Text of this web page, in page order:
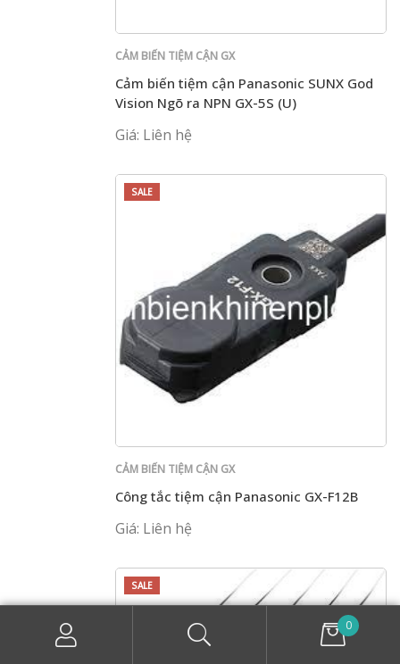
CẢM BIẾN TIỆM CẬN GX
Cảm biến tiệm cận Panasonic SUNX God
Vision Ngõ ra NPN GX-5S (U)
Giá: Liên hệ
SALE
CẢM BIẾN TIỆM CẬN GX
Công tắc tiệm cận Panasonic GX-F12B
Giá: Liên hệ
SALE
0